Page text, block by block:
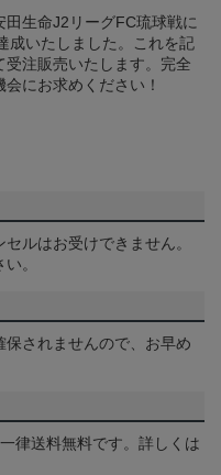
生命J2リーグFC琉球戦に
成いたしました。これを記
注販売いたします。完全
にお求めください！
ルはお受けできません。
。
されませんので、お早め
律送料無料です。詳しくは